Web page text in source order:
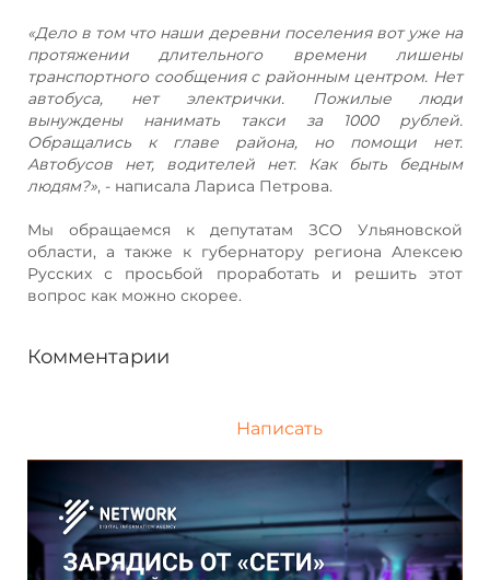
«Дело в том что наши деревни поселения вот уже на
протяжении длительного времени лишены
транспортного сообщения с районным центром. Нет
автобуса, нет электрички. Пожилые люди
вынуждены нанимать такси за 1000 рублей.
Обращались к главе района, но помощи нет.
Автобусов нет, водителей нет. Как быть бедным
людям?», - написала Лариса Петрова.
Мы обращаемся к депутатам ЗСО Ульяновской
области, а также к губернатору региона Алексею
Русских с просьбой проработать и решить этот
вопрос как можно скорее.
Комментарии
Написать